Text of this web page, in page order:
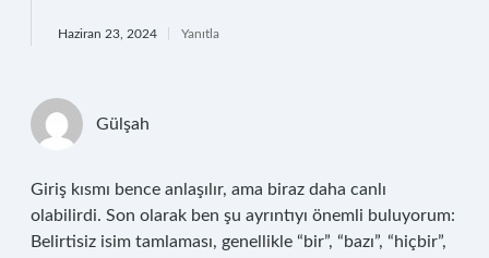
Haziran 23, 2024 Yanıtla
Gülşah
Giriş kısmı bence anlaşılır, ama biraz daha canlı
olabilirdi. Son olarak ben şu ayrıntıyı önemli buluyorum:
Belirtisiz isim tamlaması, genellikle “bir”, “bazı”, “hiçbir”,